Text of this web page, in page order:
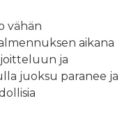
vähän
aikana
ja
juoksu paranee ja